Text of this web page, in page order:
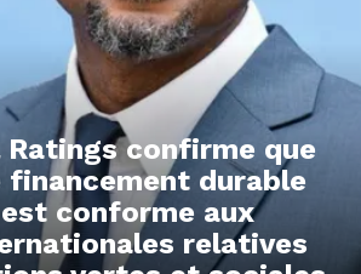
Ratings confirme que
financement durable
conforme aux
relatives